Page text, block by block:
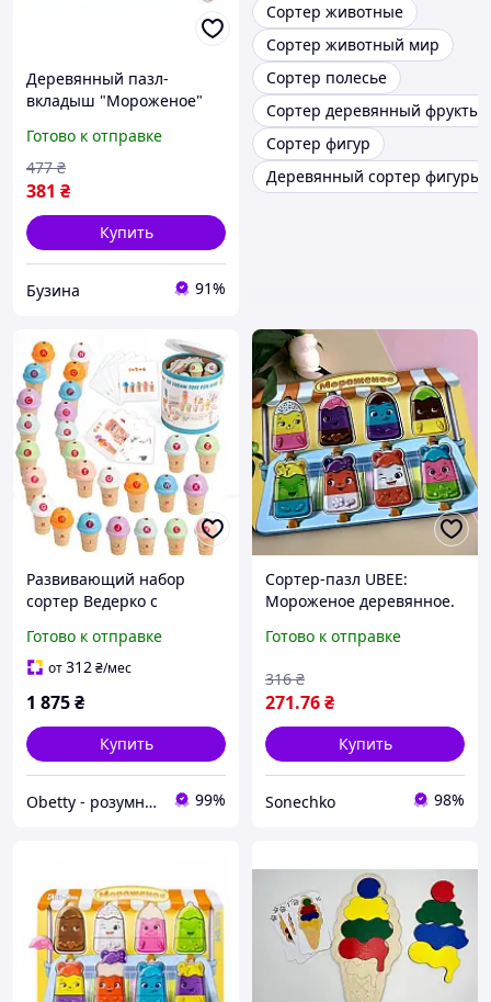
Деревянный пазл-
вкладыш "Мороженое"
PSD076 сортер buzyna
Готово к отправке
381 ₴
477 ₴
Купить
Бузина 91%
Сортер животные
Сортер животный мир
Сортер полесье
Сортер деревянный фрукты
Сортер фигур
Деревянный сортер фигуры
Развивающий набор
сортер Ведерко с
(109-234)
Готово к отправке
от312₴/мес
1 875₴
Купить
Obetty - розумна дитина 99%
Сортер-пазл UBEE:
Мороженое деревянное.
Готово к отправке
271.76₴
316 ₴
Купить
Sonechko 98%